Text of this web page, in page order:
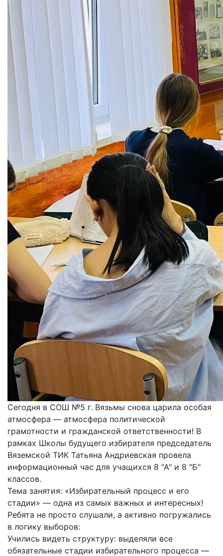
Сегодня в СОШ №5 г. Вязьмы снова царила особая
атмосфера — атмосфера политической
грамотности и гражданской ответственности! В
рамках Школы будущего избирателя председатель
Вяземской ТИК Татьяна Андриевская провела
информационный час для учащихся 8 "А" и 8 "Б"
классов.
Тема занятия: «Избирательный процесс и его
стадии» — одна из самых важных и интересных!
Ребята не просто слушали, а активно погружались
в логику выборов:
Учились видеть структуру: выделяли все
обязательные стадии избирательного процесса —